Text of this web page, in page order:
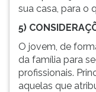
sua casa, para o
5)
O jovem, de
da família para
profissionais.
aquelas que